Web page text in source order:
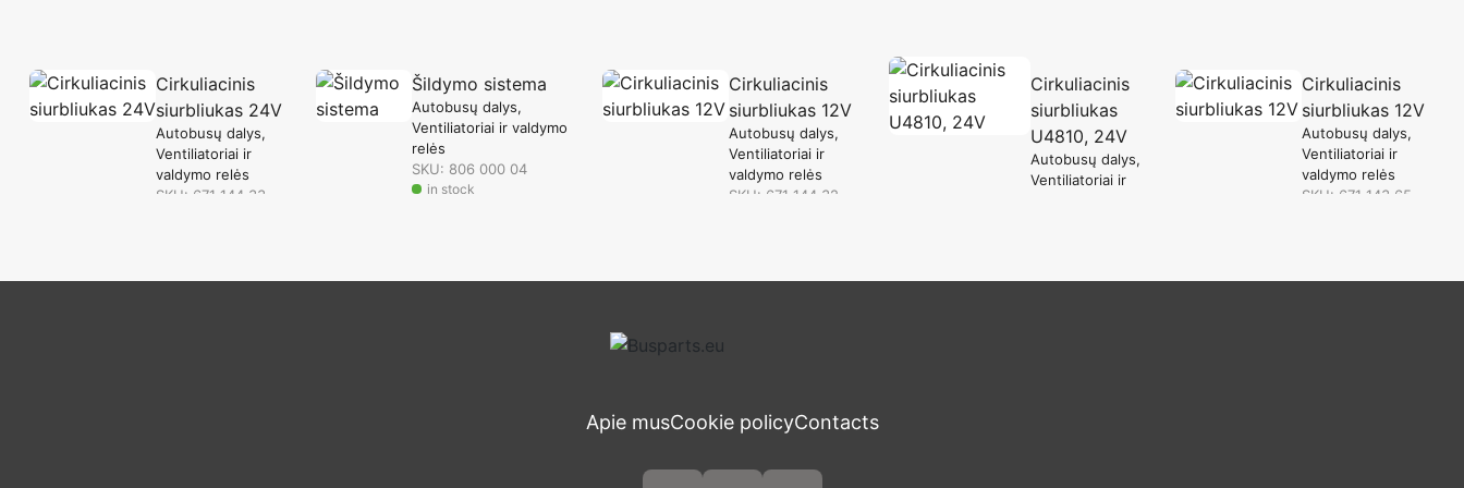
Cirkuliacinis
siurbliukas 24V
Autobusų dalys
Ventiliatoriai ir
valdymo relės
SKU: 671 144 33
Šildymo sistema
Autobusų dalys
Ventiliatoriai ir valdymo
relės
SKU: 806 000 04
in stock
Cirkuliacinis
siurbliukas 12V
Autobusų dalys
Ventiliatoriai ir
valdymo relės
SKU: 671 144 32
Cirkuliacinis
siurbliukas
U4810, 24V
Autobusų dalys
Ventiliatoriai ir
Cirkuliacinis
siurbliukas 12V
Autobusų dalys
Ventiliatoriai ir
valdymo relės
SKU: 671 143 65
Apie musCookie policyContacts